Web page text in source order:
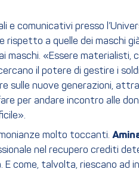
e comunicativi presso
a quelle dei maschi
maschi. «Essere
il potere di gestire i
sulle nuove generazioni,
per andare incontro alle
molto toccanti.
nel recupero crediti
come, talvolta, riescano ad